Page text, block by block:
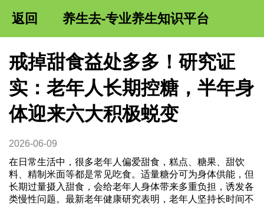
返回 养生去-专业养生知识平台
戒掉甜食益处多多！研究证
实：老年人长期控糖，半年身
体迎来六大积极蜕变
2026-06-09
在日常生活中，很多老年人偏爱甜食，糕点、糖果、甜饮
料、精制米面等都是常见吃食。适量糖分可为身体供能，但
长期过量摄入甜食，会给老年人身体带来多重负担，诱发各
类慢性问题。最新老年健康研究表明，老年人坚持长时间不